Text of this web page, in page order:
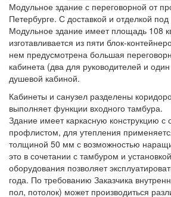
Модульное здание с переговорной от
Петербурге. С доставкой и отделкой
Модульное здание имеет площадь 108
изготавливается из пяти блок-
нем предусмотрена большая
кабинета (два для руководителей и
душевой кабиной.
Кабинеты и санузел разделены
выполняет функции входного тамбура.
Здание имеет каркасную конструкцию с
профлистом, для утепления
толщиной 50 мм с возможностью
это в сочетании с тамбуром и
оборудования позволяет
года. По требованию Заказчика
пол, потолок) может производиться